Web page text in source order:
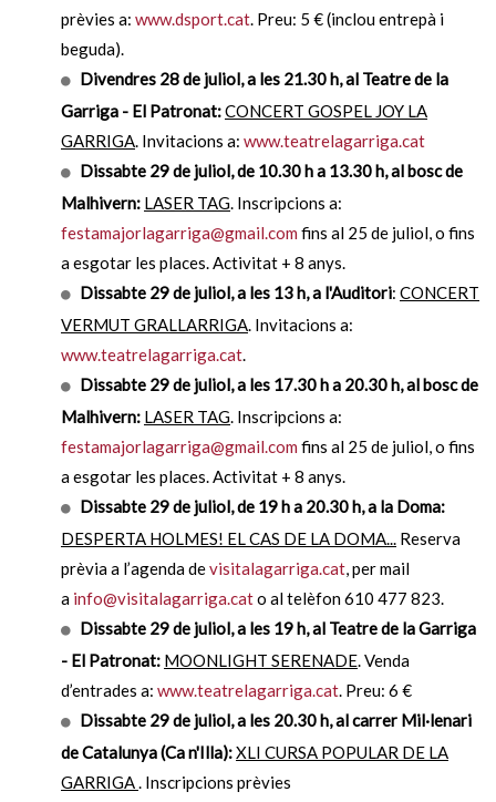
prèvies a: www.dsport.cat. Preu: 5 € (inclou entrepà i
beguda).
Divendres 28 de juliol, a les 21.30 h, al Teatre de la
Garriga - El Patronat:CONCERT GOSPEL JOY LA
GARRIGA. Invitacions a: www.teatrelagarriga.cat
Dissabte 29 de juliol, de 10.30 h a 13.30 h, al bosc de
Malhivern: LASER TAG. Inscripcions a:
festamajorlagarriga@gmail.com fins al 25 de juliol, o fins
a esgotar les places. Activitat + 8 anys.
Dissabte 29 de juliol, a les 13 h, a l'Auditori: CONCERT
VERMUT GRALLARRIGA. Invitacions a:
www.teatrelagarriga.cat.
Dissabte 29 de juliol, a les 17.30 h a 20.30 h, al bosc de
Malhivern: LASER TAG. Inscripcions a:
festamajorlagarriga@gmail.com fins al 25 de juliol, o fins
a esgotar les places. Activitat + 8 anys.
Dissabte 29 de juliol, de 19 h a 20.30 h, a la Doma:
DESPERTA HOLMES! EL CAS DE LA DOMA... Reserva
prèvia a l’agenda devisitalagarriga.cat, per mail
a info@visitalagarriga.cato al telèfon 610 477 823.
Dissabte 29 de juliol, a les 19 h, al Teatre de la Garriga
- El Patronat: MOONLIGHT SERENADE. Venda
d’entrades a: www.teatrelagarriga.cat. Preu: 6 €
Dissabte 29 de juliol, a les 20.30 h, al carrer Mil·lenari
de Catalunya (Ca n'Illa):XLI CURSA POPULAR DE LA
GARRIGA. Inscripcions prèvies